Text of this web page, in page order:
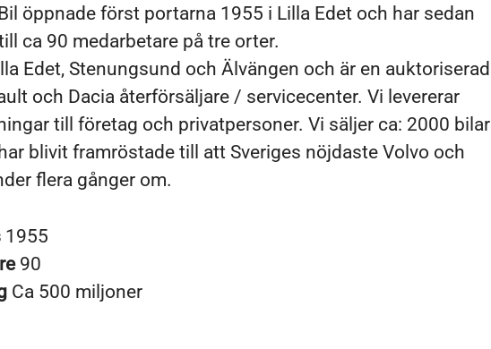
öppnade först portarna 1955 i Lilla Edet och har sedan
ca 90 medarbetare på tre orter.
Edet, Stenungsund och Älvängen och är en auktoriserad
och Dacia återförsäljare / servicecenter. Vi levererar
till företag och privatpersoner. Vi säljer ca: 2000 bilar
blivit framröstade till att Sveriges nöjdaste Volvo och
flera gånger om.
1955
90
Ca 500 miljoner